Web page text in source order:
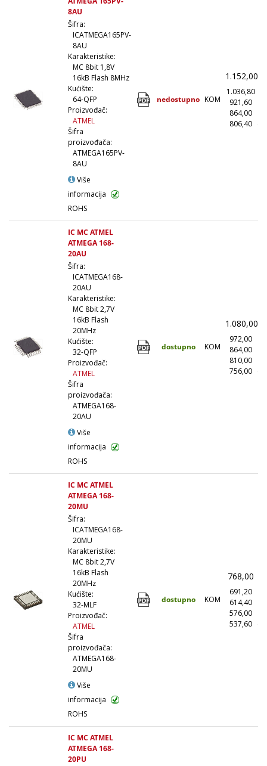
8AU
Šifra:
ICATMEGA165PV-
8AU
Karakteristike:
MC 8bit 1,8V
16kB Flash 8MHz
Kućište:
64-QFP
Proizvođač:
ATMEL
Šifra
proizvođača:
ATMEGA165PV-
8AU
Više
informacija
ROHS
nedostupno KOM
1.152,00
1.036,80
921,60
864,00
806,40
IC MC ATMEL
ATMEGA 168-
20AU
Šifra:
ICATMEGA168-
20AU
Karakteristike:
MC 8bit 2,7V
16kB Flash
20MHz
Kućište:
32-QFP
Proizvođač:
ATMEL
Šifra
proizvođača:
ATMEGA168-
20AU
Više
informacija
ROHS
dostupno KOM
1.080,00
972,00
864,00
810,00
756,00
IC MC ATMEL
ATMEGA 168-
20MU
Šifra:
ICATMEGA168-
20MU
Karakteristike:
MC 8bit 2,7V
16kB Flash
20MHz
Kućište:
32-MLF
Proizvođač:
ATMEL
Šifra
proizvođača:
ATMEGA168-
20MU
Više
informacija
ROHS
dostupno KOM
768,00
691,20
614,40
576,00
537,60
IC MC ATMEL
ATMEGA 168-
20PU